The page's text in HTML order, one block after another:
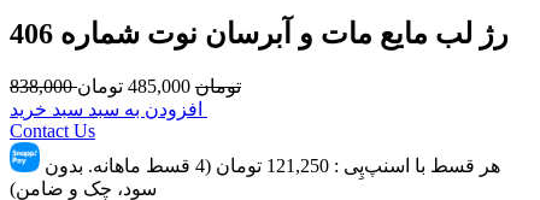
رژ لب مايع مات و آبرسان نوت شماره 406
838,000 تومان 485,000 تومان
Contact Us
هر قسط با اسنپ‌پِی : 121,250
تومان (4 قسط ماهانه. بدون
سود، چک و ضامن)